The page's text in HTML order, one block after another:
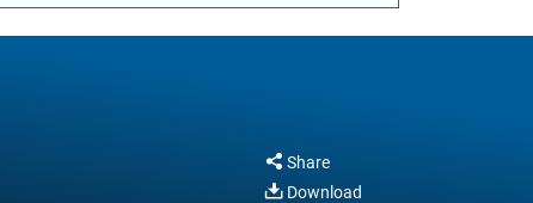
Share
Download